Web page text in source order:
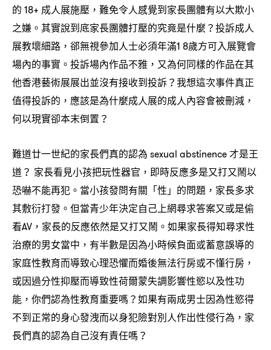
的 18+ 成人展施壓 ， 難免令人感覺到家長團體有以大欺小
之嫌。其實說到底家長團體打壓的究竟是什麼？投訴成人
展教壞細路 ， 郤無視參加人士必須年滿1 8歲方可入展覽會
場內的事實。投訴場內作品不雅 ， 又為何同樣的作品在其
他香港藝術展展出並沒有接收到投訴？我想這次事件真正
值得投訴的 ， 應該是為什麼成人展的成人內容會被刪減 ，
何以現實卻本末倒置 ？
難道廿一世紀的家長們真的認為 sexual abstinence才是王
道 ？ 家長看見小孩把玩性器官 ， 即時反應多是又打又鬧以
恐嚇不能再犯。當小孩發問有關「性」的問題 ， 家長多求
其敷衍打發。但當青少年決定自己上網尋求答案又或是偷
看AV， 家長的反應依然是又打又鬧。如果家長得知尋求性
治療的男女當中 ， 有半數是因為小時候負面或蓄意誤導的
家庭性教育而導致心理恐懼而婚後無法行房或不懂行房 ，
或因過分性抑壓而導致性荷爾蒙失調影響性慾以及性功
能 ， 你們認為性教育重要嗎 ？如果有兩成男士因為性慾得
不到正常的身心發洩而以身犯險對別人作出性侵行為 ， 家
長們真的認為自己沒有責任嗎 ？